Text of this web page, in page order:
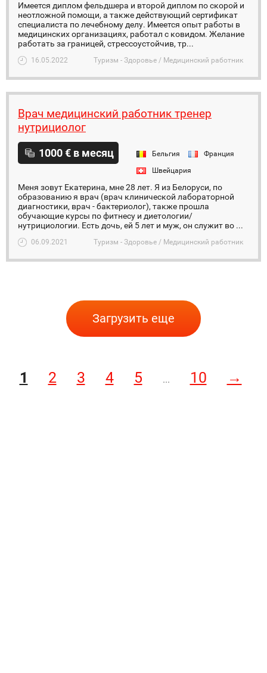
Имеется диплом фельдшера и второй диплом по скорой и
неотложной помощи, а также действующий сертификат
специалиста по лечебному делу. Имеется опыт работы в
медицинских организациях, работал с ковидом. Желание
работать за границей, стрессоустойчив, тр...
16.05.2022 Туризм - Здоровье / Медицинский работник
Врач медицинский работник тренер
нутрициолог
1000 € в месяц Бельгия
Франция
Швейцария
Меня зовут Екатерина, мне 28 лет. Я из Белоруси, по
образованию я врач (врач клинической лабораторной
диагностики, врач - бактериолог), также прошла
обучающие курсы по фитнесу и диетологии/
нутрициологии. Есть дочь, ей 5 лет и муж, он служит во ...
06.09.2021 Туризм - Здоровье / Медицинский работник
Загрузить еще
1 2 3 4 5 ... 10 →